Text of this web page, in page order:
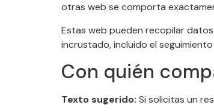
otras web se comporta
Estas web pueden recopilar
incrustado, incluido el
Con quién
Texto sugerido: Si solicitas un